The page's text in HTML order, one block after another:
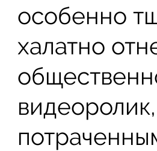
особенно
халатно